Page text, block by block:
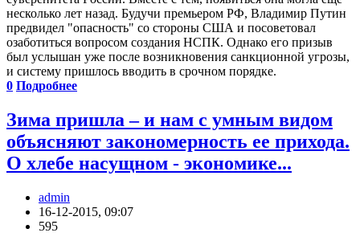
несколько лет назад. Будучи премьером РФ, Владимир Путин
предвидел "опасность" со стороны США и посоветовал
озаботиться вопросом создания НСПК. Однако его призыв
был услышан уже после возникновения санкционной угрозы,
и систему пришлось вводить в срочном порядке.
0 Подробнее
Зима пришла – и нам с умным видом
объясняют закономерность ее прихода.
О хлебе насущном - экономике...
admin
16-12-2015, 09:07
595